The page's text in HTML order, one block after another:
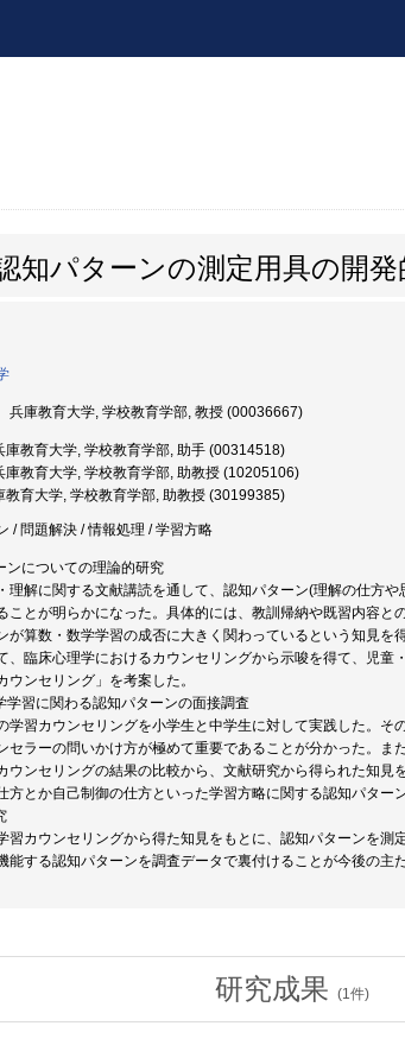
知パターンの測定用具の開発
兵庫教育大学, 学校教育学部, 教授 (00036667)
庫教育大学, 学校教育学部, 助手 (00314518)
庫教育大学, 学校教育学部, 助教授 (10205106)
教育大学, 学校教育学部, 助教授 (30199385)
/ 問題解決 / 情報処理 / 学習方略
ンについての理論的研究
理解に関する文献講読を通して、認知パターン(理解の仕方
ことが明らかになった。具体的には、教訓帰納や既習内容
が算数・数学学習の成否に大きく関わっているという知見
、臨床心理学におけるカウンセリングから示唆を得て、児
ウンセリング」を考案した。
学習に関わる認知パターンの面接調査
学習カウンセリングを小学生と中学生に対して実践した。
セラーの問いかけ方が極めて重要であることが分かった。
ウンセリングの結果の比較から、文献研究から得られた知
方とか自己制御の仕方といった学習方略に関する認知パター
習カウンセリングから得た知見をもとに、認知パターンを
能する認知パターンを調査データで裏付けることが今後の主
研究成果 (1件)